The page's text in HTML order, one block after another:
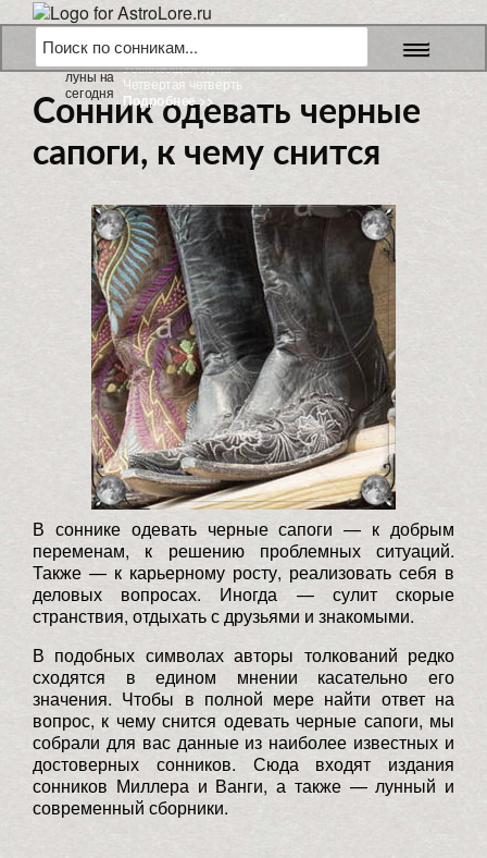
6 августа 2026 г.
Убывающая Луна
Четвертая четверть
Подробнее >>
Сонник одевать черные
сапоги, к чему снится
В соннике одевать черные сапоги — к добрым
переменам, к решению проблемных ситуаций.
Также — к карьерному росту, реализовать себя в
деловых вопросах. Иногда — сулит скорые
странствия, отдыхать с друзьями и знакомыми.
В подобных символах авторы толкований редко
сходятся в едином мнении касательно его
значения. Чтобы в полной мере найти ответ на
вопрос, к чему снится одевать черные сапоги, мы
собрали для вас данные из наиболее известных и
достоверных сонников. Сюда входят издания
сонников Миллера и Ванги, а также — лунный и
современный сборники.